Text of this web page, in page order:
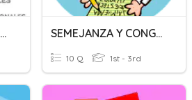
Criterios De Congruencia Y Semejanza SEMEJANZA Y CONGRUENCIA DE TRIÁNGULOS
10 Q 1st - 3rd